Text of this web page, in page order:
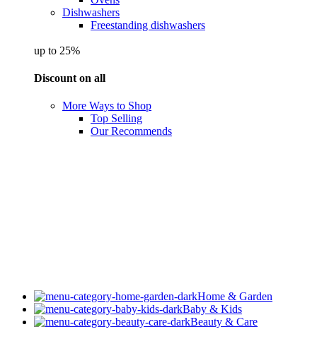
Dishwashers
Freestanding dishwashers
up to 25%
Discount on all
More Ways to Shop
Top Selling
Our Recommends
Home & Garden
Baby & Kids
Beauty & Care